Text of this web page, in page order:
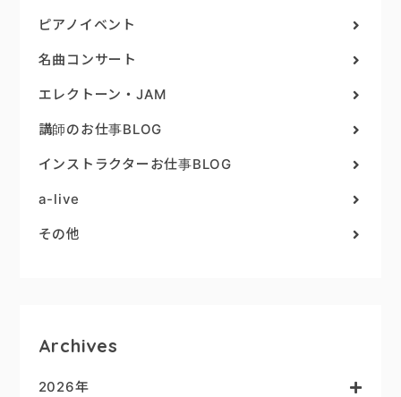
ピアノイベント
名曲コンサート
エレクトーン・JAM
講師のお仕事BLOG
インストラクターお仕事BLOG
a-live
その他
Archives
2026年